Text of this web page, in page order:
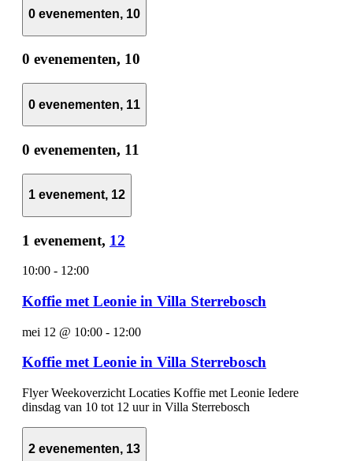
0 evenementen, 10
0 evenementen, 10
0 evenementen, 11
0 evenementen, 11
1 evenement, 12
1 evenement, 12
10:00 - 12:00
Koffie met Leonie in Villa Sterrebosch
mei 12 @ 10:00 - 12:00
Koffie met Leonie in Villa Sterrebosch
Flyer Weekoverzicht Locaties Koffie met Leonie Iedere
dinsdag van 10 tot 12 uur in Villa Sterrebosch
2 evenementen, 13